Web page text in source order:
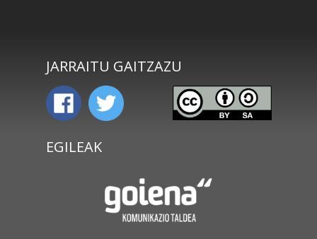
JARRAITU GAITZAZU
EGILEAK